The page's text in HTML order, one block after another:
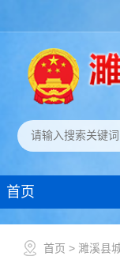
首页
首页 > 濉溪县